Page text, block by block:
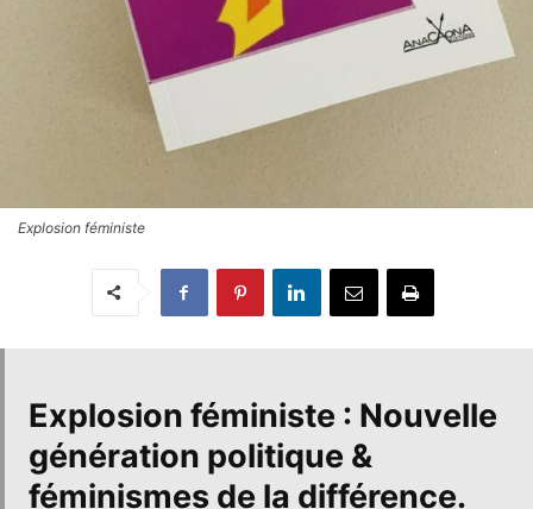
Explosion féministe
Explosion féministe : Nouvelle
génération politique &
féminismes de la différence.